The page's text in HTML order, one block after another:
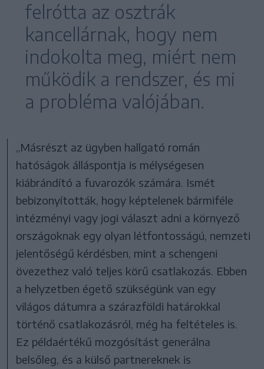
felrótta az osztrák
kancellárnak, hogy nem
indokolta meg, miért nem
működik a rendszer, és mi
a probléma valójában.
„Másrészt az ügyben hallgató román
hatóságok álláspontja is mélységesen
kiábrándító a fuvarozók számára. Ismét
bebizonyították, hogy képtelenek bármiféle
intézményi vagy jogi választ adni a környező
országoknak egy olyan létfontosságú, nemzeti
jelentőségű kérdésben, mint a schengeni
övezethez való teljes körű csatlakozás. Ebben
a helyzetben égető szükségünk van egy
világos dátumra a szárazföldi határokkal
történő csatlakozásról, még ha feltételes is.
Ez példaértékű mozgósítást generálna
belsőleg, és a külső partnereknek is